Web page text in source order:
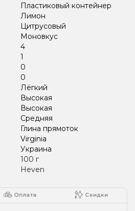
Пластиковый контейнер
Лимон
Цитрусовый
Моновкус
4
1
0
0
Лёгкий
Высокая
Высокая
Средняя
Глина прямоток
Virginia
Украина
100 г
Heven
Оплата Скидки